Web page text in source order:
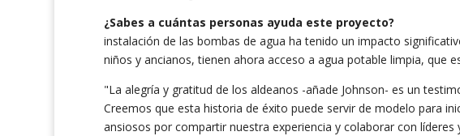
¿Sabes a cuántas personas ayuda este proyecto?
instalación de las bombas de agua ha tenido un impacto
niños y ancianos, tienen ahora acceso a agua potable limpia, que
"La alegría y gratitud de los aldeanos -añade Johnson- es un
Creemos que esta historia de éxito puede servir de modelo para
ansiosos por compartir nuestra experiencia y colaborar con